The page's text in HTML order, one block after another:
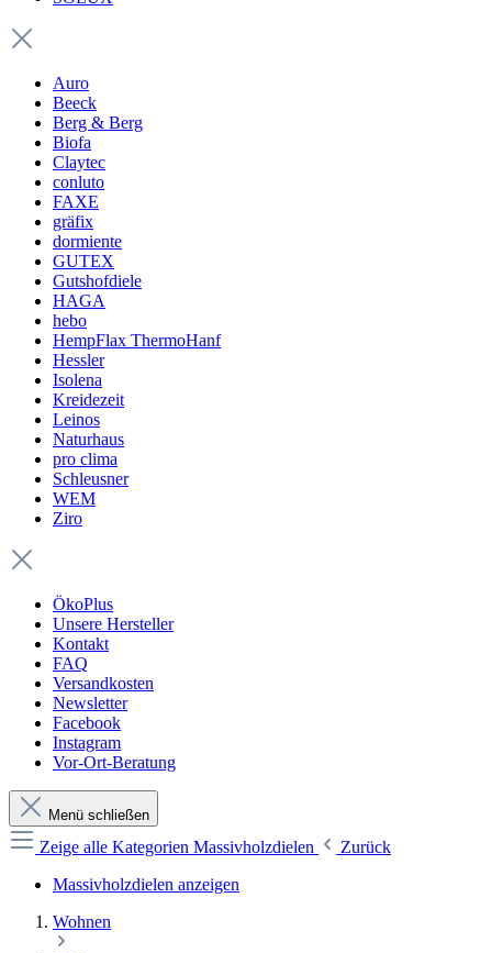
Auro
Beeck
Berg & Berg
Biofa
Claytec
conluto
FAXE
gräfix
dormiente
GUTEX
Gutshofdiele
HAGA
hebo
HempFlax ThermoHanf
Hessler
Isolena
Kreidezeit
Leinos
Naturhaus
pro clima
Schleusner
WEM
Ziro
ÖkoPlus
Unsere Hersteller
Kontakt
FAQ
Versandkosten
Newsletter
Facebook
Instagram
Vor-Ort-Beratung
Menü schließen
Zeige alle Kategorien Massivholzdielen
Zurück
Massivholzdielen anzeigen
Wohnen